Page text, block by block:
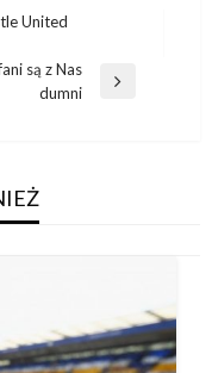
United
są z Nas
dumni